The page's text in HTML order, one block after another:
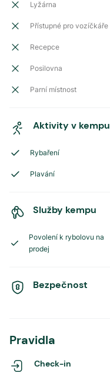
Lyžárna
Přístupné pro vozíčkáře
Recepce
Posilovna
Parní místnost
Aktivity v kempu
Rybaření
Plavání
Služby kempu
Povolení k rybolovu na
prodej
Bezpečnost
Pravidla
Check-in